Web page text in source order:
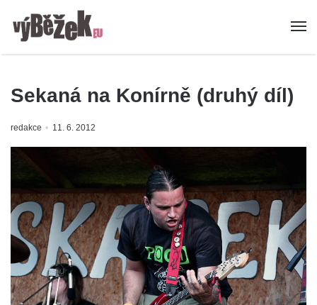
Sekaná na Konírně (druhý díl)
redakce 11. 6. 2012